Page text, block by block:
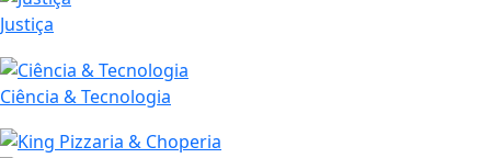
Justiça
Ciência & Tecnologia